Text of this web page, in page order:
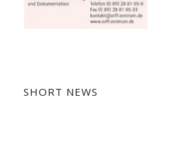
SHORT NEWS